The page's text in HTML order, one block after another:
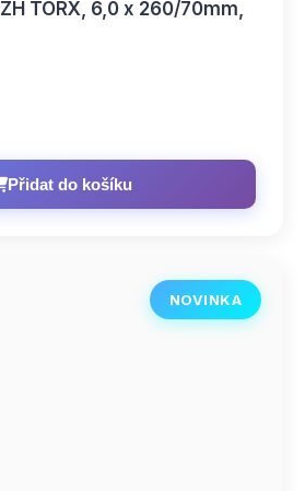
TORX, 6,0 x 260/70mm,
Přidat do košíku
NOVINKA